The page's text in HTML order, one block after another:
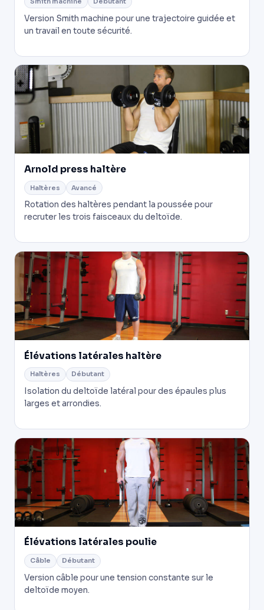
Version Smith machine pour une trajectoire guidée et
un travail en toute sécurité.
Arnold press haltère
Haltères Avancé
Rotation des haltères pendant la poussée pour
recruter les trois faisceaux du deltoïde.
Élévations latérales haltère
Haltères Débutant
Isolation du deltoïde latéral pour des épaules plus
larges et arrondies.
Élévations latérales poulie
Câble Débutant
Version câble pour une tension constante sur le
deltoïde moyen.